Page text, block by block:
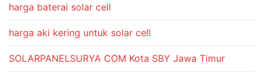
harga baterai solar cell
harga aki kering untuk solar cell
SOLARPANELSURYA COM Kota SBY Jawa Timur